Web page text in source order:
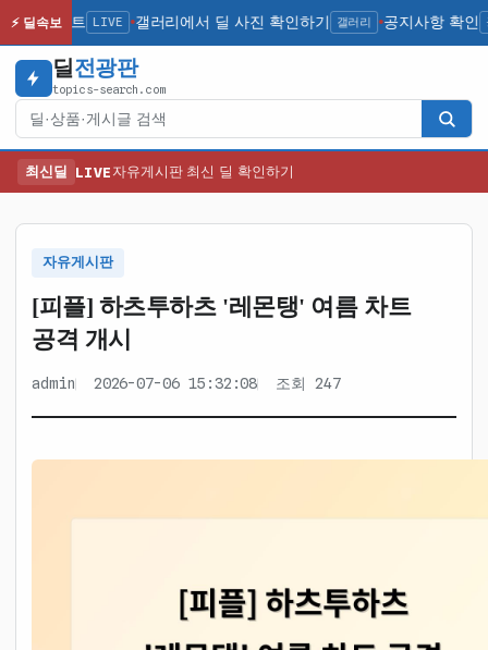
⚡ 딜속보
데이트 LIVE ●갤러리에서 딜 사진 확인하기 갤러리 ●공지사항 확인 공
딜 전광판
topics-search.com
검색
최신딜 LIVE 자유게시판 최신 딜 확인하기
자유게시판
[피플] 하츠투하츠 '레몬탱' 여름 차트
공격 개시
admin 2026-07-06 15:32:08 조회 247